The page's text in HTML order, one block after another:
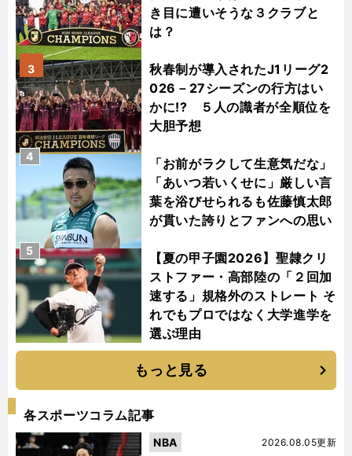
き目に遭いそうな３クラブと
は？
秋春制が導入されたJ1リーグ2
026－27シーズンの行方はい
かに!? ５人の識者が全順位を
大胆予想
3
「お前がラクして生意気だな」
「あいつ若いくせに」厳しい言
葉を浴びせられるも佐藤慎太郎
が貫いた誇りとファンへの思い
4
【夏の甲子園2026】聖隷クリ
ストファー・高部陸の「２回加
速する」規格外のストレート そ
れでもプロではなく大学進学を
選ぶ理由
5
もっと見る
各スポーツコラム記事
2026.08.05更新
NBA